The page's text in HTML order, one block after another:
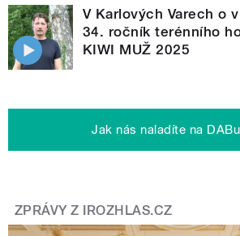
V Karlových Varech o
34. ročník terénního
KIWI MUŽ 2025
Jak nás naladíte na DABu
ZPRÁVY Z IROZHLAS.CZ